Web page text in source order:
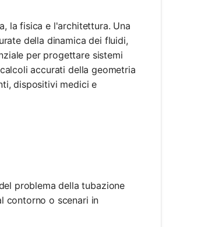
la fisica e l'architettura. Una
della dinamica dei fluidi,
per progettare sistemi
accurati della geometria
dispositivi medici e
problema della tubazione
contorno o scenari in